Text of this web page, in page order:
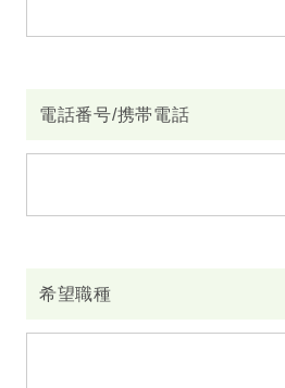
電話番号/携帯電話
希望職種